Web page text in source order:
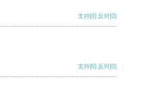
支持[0] 反对[0]
支持[0] 反对[0]